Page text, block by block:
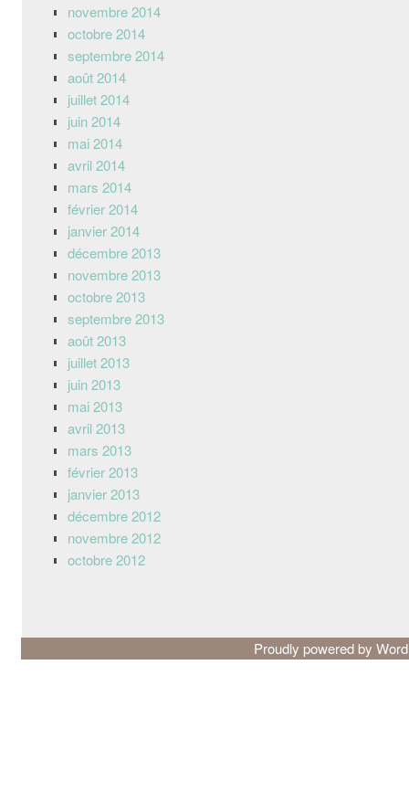
novembre 2014
octobre 2014
septembre 2014
août 2014
juillet 2014
juin 2014
mai 2014
avril 2014
mars 2014
février 2014
janvier 2014
décembre 2013
novembre 2013
octobre 2013
septembre 2013
août 2013
juillet 2013
juin 2013
mai 2013
avril 2013
mars 2013
février 2013
janvier 2013
décembre 2012
novembre 2012
octobre 2012
Proudly powered by